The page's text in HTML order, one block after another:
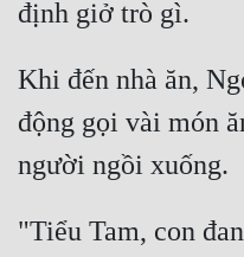
Huyền Nghi
Huyền Ảo
Hài Hước
Hệ Thống
Học Đường
Khi đến nhà ăn,
động gọi vài món
"Tiểu Tam, con